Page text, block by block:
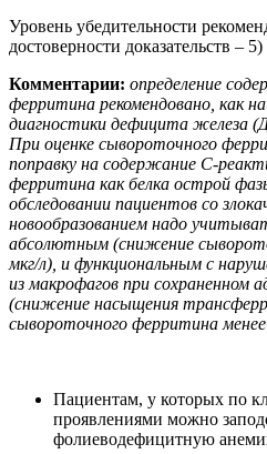
Уровень убедительности
достоверности доказательств – 5)
Комментарии: определение
ферритина рекомендовано, как
диагностики дефицита железа
При оценке сывороточного
поправку на содержание С-
ферритина как белка острой
обследовании пациентов со
новообразованием надо
абсолютным (снижение
мкг/л), и функциональным с
из макрофагов при сохраненном
(снижение насыщения
сывороточного ферритина менее
Пациентам, у которых по
проявлениями можно
фолиеводефицитную